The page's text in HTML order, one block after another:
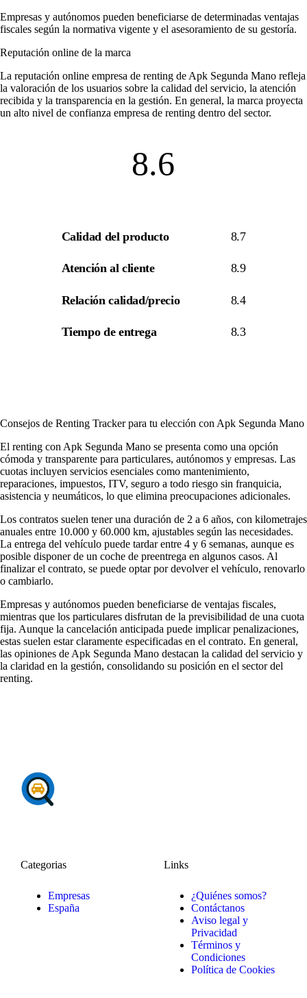
Empresas y autónomos pueden beneficiarse de determinadas ventajas
fiscales según la normativa vigente y el asesoramiento de su gestoría.
Reputación online de la marca
La reputación online empresa de renting de Apk Segunda Mano refleja
la valoración de los usuarios sobre la calidad del servicio, la atención
recibida y la transparencia en la gestión. En general, la marca proyecta
un alto nivel de confianza empresa de renting dentro del sector.
8.6
Calidad del producto 8.7
Atención al cliente 8.9
Relación calidad/precio 8.4
Tiempo de entrega 8.3
Consejos de Renting Tracker para tu elección con Apk Segunda Mano
El renting con Apk Segunda Mano se presenta como una opción
cómoda y transparente para particulares, autónomos y empresas. Las
cuotas incluyen servicios esenciales como mantenimiento,
reparaciones, impuestos, ITV, seguro a todo riesgo sin franquicia,
asistencia y neumáticos, lo que elimina preocupaciones adicionales.
Los contratos suelen tener una duración de 2 a 6 años, con kilometrajes
anuales entre 10.000 y 60.000 km, ajustables según las necesidades.
La entrega del vehículo puede tardar entre 4 y 6 semanas, aunque es
posible disponer de un coche de preentrega en algunos casos. Al
finalizar el contrato, se puede optar por devolver el vehículo, renovarlo
o cambiarlo.
Empresas y autónomos pueden beneficiarse de ventajas fiscales,
mientras que los particulares disfrutan de la previsibilidad de una cuota
fija. Aunque la cancelación anticipada puede implicar penalizaciones,
estas suelen estar claramente especificadas en el contrato. En general,
las opiniones de Apk Segunda Mano destacan la calidad del servicio y
la claridad en la gestión, consolidando su posición en el sector del
renting.
Categorias
Empresas
España
Links
¿Quiénes somos?
Contáctanos
Aviso legal y
Privacidad
Términos y
Condiciones
Política de Cookies